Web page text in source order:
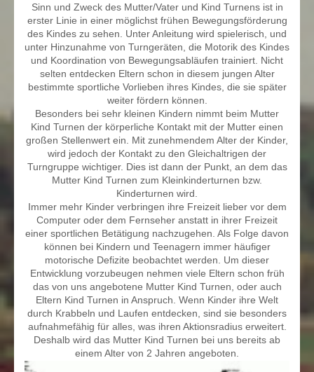
Sinn und Zweck des Mutter/Vater und Kind Turnens ist in
erster Linie in einer möglichst frühen Bewegungsförderung
des Kindes zu sehen. Unter Anleitung wird spielerisch, und
unter Hinzunahme von Turngeräten, die Motorik des Kindes
und Koordination von Bewegungsabläufen trainiert. Nicht
selten entdecken Eltern schon in diesem jungen Alter
bestimmte sportliche Vorlieben ihres Kindes, die sie später
weiter fördern können.
Besonders bei sehr kleinen Kindern nimmt beim Mutter
Kind Turnen der körperliche Kontakt mit der Mutter einen
großen Stellenwert ein. Mit zunehmendem Alter der Kinder,
wird jedoch der Kontakt zu den Gleichaltrigen der
Turngruppe wichtiger. Dies ist dann der Punkt, an dem das
Mutter Kind Turnen zum Kleinkinderturnen bzw.
Kinderturnen wird.
Immer mehr Kinder verbringen ihre Freizeit lieber vor dem
Computer oder dem Fernseher anstatt in ihrer Freizeit
einer sportlichen Betätigung nachzugehen. Als Folge davon
können bei Kindern und Teenagern immer häufiger
motorische Defizite beobachtet werden. Um dieser
Entwicklung vorzubeugen nehmen viele Eltern schon früh
das von uns angebotene Mutter Kind Turnen, oder auch
Eltern Kind Turnen in Anspruch. Wenn Kinder ihre Welt
durch Krabbeln und Laufen entdecken, sind sie besonders
aufnahmefähig für alles, was ihren Aktionsradius erweitert.
Deshalb wird das Mutter Kind Turnen bei uns bereits ab
einem Alter von 2 Jahren angeboten.